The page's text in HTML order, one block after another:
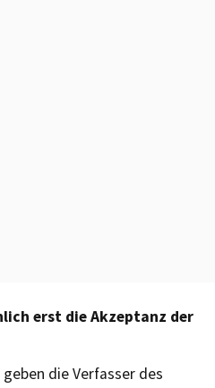
erst die Akzeptanz der
die Verfasser des